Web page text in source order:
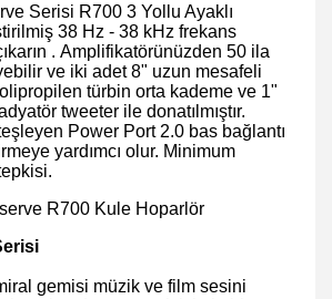
Serisi R700 3 Yollu Ayaklı
38 Hz - 38 kHz frekans
. Amplifikatörünüzden 50 ila
ve iki adet 8" uzun mesafeli
türbin orta kademe ve 1"
tweeter ile donatılmıştır.
Power Port 2.0 bas bağlantı
yardımcı olur. Minimum
gemisi müzik ve film sesini